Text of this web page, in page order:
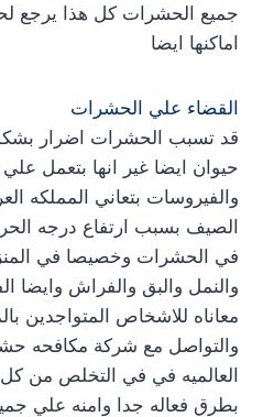
جميع الحشرات كل هذا يرجع
اماكنها ايضا
القضاء علي الحشرات
قد تسبب الحشرات اضرار
حيوان ايضا غير انها بتعمل
والفيروسات بتعاني المملكه
الصيف بسبب ارتفاع درجه
في الحشرات وخصيصا في
والنمل والبق والفراش وايضا
معاناه للاشخاص المتواجدين
والتواصل مع شركة مكافحه
العالميه في في التخلص من كل
بطرق فعاله جدا وامنه علي